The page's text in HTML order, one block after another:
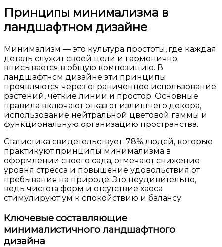
Принципы минимализма в
ландшафтном дизайне
Минимализм — это культура простоты, где каждая
деталь служит своей цели и гармонично
вписывается в общую композицию. В
ландшафтном дизайне эти принципы
проявляются через ограниченное использование
растений, чёткие линии и простор. Основные
правила включают отказ от излишнего декора,
использование нейтральной цветовой гаммы и
функциональную организацию пространства.
Статистика свидетельствует: 78% людей, которые
практикуют принципы минимализма в
оформлении своего сада, отмечают снижение
уровня стресса и повышение удовольствия от
пребывания на природе. Это неудивительно,
ведь чистота форм и отсутствие хаоса
стимулируют ум к спокойствию и балансу.
Ключевые составляющие
минималистичного ландшафтного
дизайна